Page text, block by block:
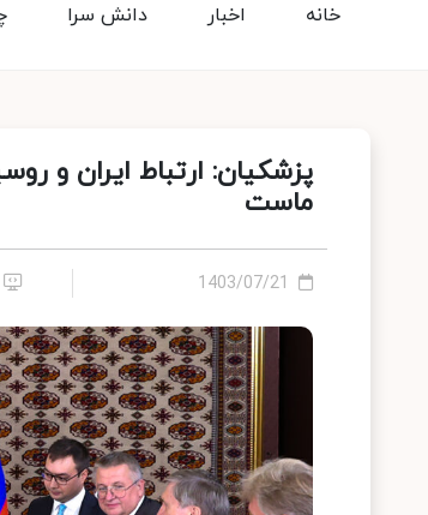
دانش سرا اخبار خانه
پزشکیان: ارتباط ایران و
ماست
1403/07/21